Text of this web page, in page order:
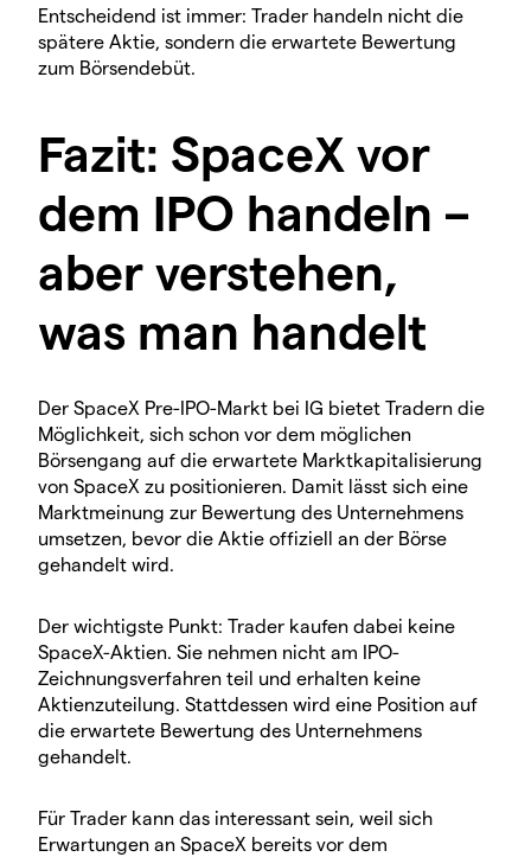
Entscheidend ist immer: Trader handeln nicht die
spätere Aktie, sondern die erwartete Bewertung
zum Börsendebüt.
Fazit: SpaceX vor
dem IPO handeln –
aber verstehen,
was man handelt
Der SpaceX Pre-IPO-Markt bei IG bietet Tradern die
Möglichkeit, sich schon vor dem möglichen
Börsengang auf die erwartete Marktkapitalisierung
von SpaceX zu positionieren. Damit lässt sich eine
Marktmeinung zur Bewertung des Unternehmens
umsetzen, bevor die Aktie offiziell an der Börse
gehandelt wird.
Der wichtigste Punkt: Trader kaufen dabei keine
SpaceX-Aktien. Sie nehmen nicht am IPO-
Zeichnungsverfahren teil und erhalten keine
Aktienzuteilung. Stattdessen wird eine Position auf
die erwartete Bewertung des Unternehmens
gehandelt.
Für Trader kann das interessant sein, weil sich
Erwartungen an SpaceX bereits vor dem